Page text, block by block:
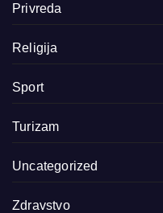
Privreda
Religija
Sport
Turizam
Uncategorized
Zdravstvo